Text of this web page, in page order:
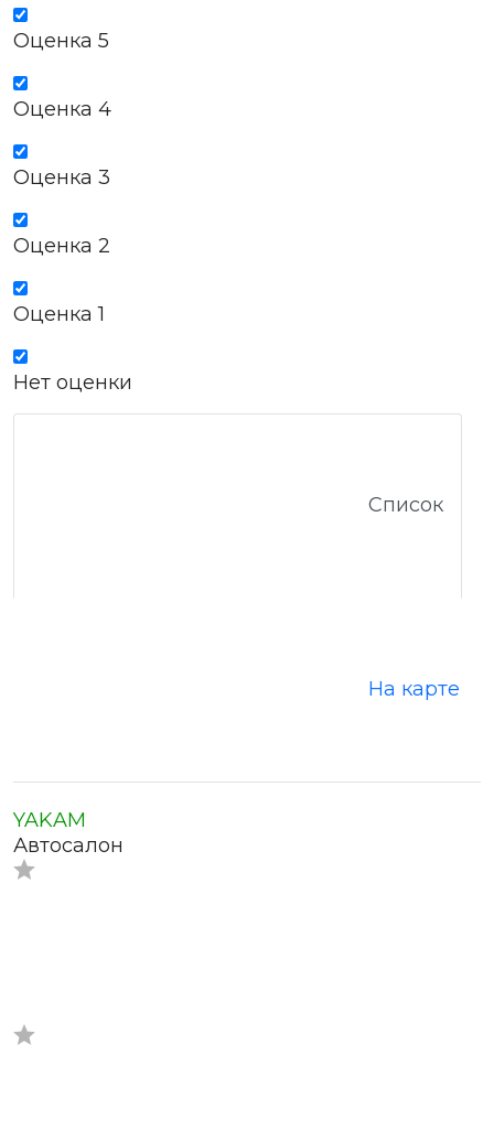
Оценка 5
Оценка 4
Оценка 3
Оценка 2
Оценка 1
Нет оценки
Список
На карте
YAKAM
Автосалон